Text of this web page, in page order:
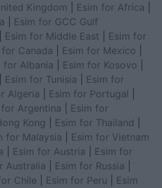
Kingdom Esim for Africa
Esim for GCC Gulf
Esim for Middle East
Esim for
for Canada Esim for Mexico
for Albania Esim for Kosovo
Esim for Tunisia
Esim for
Algeria Esim for Portugal
for Argentina
Esim for
Kong Esim for Thailand
for Malaysia
Esim for Vietnam
Esim for Austria
Esim for
Australia Esim for Russia
Chile Esim for Peru
Esim